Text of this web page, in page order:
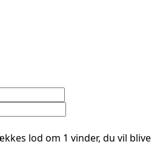
lod om 1 vinder, du vil blive